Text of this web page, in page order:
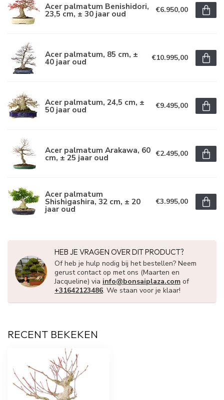
Acer palmatum Benishidori,
23,5 cm, ± 30 jaar oud €6.950,00
Acer palmatum, 85 cm, ±
40 jaar oud €10.995,00
Acer palmatum, 24,5 cm, ±
50 jaar oud €9.495,00
Acer palmatum Arakawa, 60
cm, ± 25 jaar oud €2.495,00
Acer palmatum
Shishigashira, 32 cm, ± 20
jaar oud
€3.995,00
HEB JE VRAGEN OVER DIT PRODUCT?
Of heb je hulp nodig bij het bestellen? Neem
gerust contact op met ons (Maarten en
Jacqueline) via info@bonsaiplaza.com of
+31642123486. We staan voor je klaar!
RECENT BEKEKEN